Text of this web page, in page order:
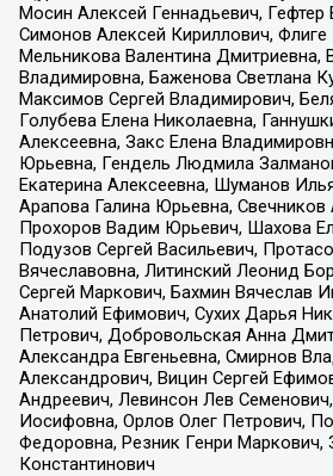
Мосин Алексей Геннадьевич, Гефтер
Симонов Алексей Кириллович, Флиге
Мельникова Валентина Дмитриевна,
Владимировна, Баженова Светлана
Максимов Сергей Владимирович,
Голубева Елена Николаевна,
Алексеевна, Закс Елена
Юрьевна, Гендель Людмила
Екатерина Алексеевна, Шуманов
Арапова Галина Юрьевна, Свечников
Прохоров Вадим Юрьевич, Шахова
Подузов Сергей Васильевич,
Вячеславовна, Литинский Леонид
Сергей Маркович, Бахмин Вячеслав
Анатолий Ефимович, Сухих Дарья
Петрович, Добровольская Анна
Александра Евгеньевна, Смирнов
Александрович, Вицин Сергей
Андреевич, Левинсон Лев
Иосифовна, Орлов Олег Петрович,
Федоровна, Резник Генри Маркович,
Константинович